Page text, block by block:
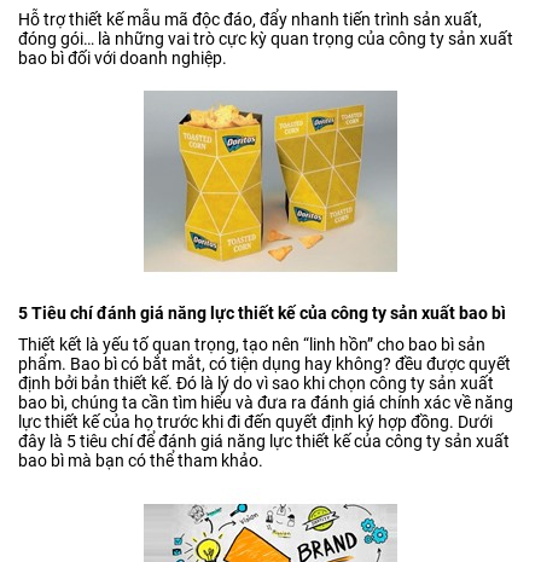
Hỗ trợ thiết kế mẫu mã độc đáo, đẩy nhanh tiến trình sản xuất,
đóng gói… là những vai trò cực kỳ quan trọng của công ty sản xuất
bao bì đối với doanh nghiệp.
5 Tiêu chí đánh giá năng lực thiết kế của công ty sản xuất bao bì
Thiết kết là yếu tố quan trọng, tạo nên “linh hồn” cho bao bì sản
phẩm. Bao bì có bắt mắt, có tiện dụng hay không? đều được quyết
định bởi bản thiết kế. Đó là lý do vì sao khi chọn công ty sản xuất
bao bì, chúng ta cần tìm hiểu và đưa ra đánh giá chính xác về năng
lực thiết kế của họ trước khi đi đến quyết định ký hợp đồng. Dưới
đây là 5 tiêu chí để đánh giá năng lực thiết kế của công ty sản xuất
bao bì mà bạn có thể tham khảo.